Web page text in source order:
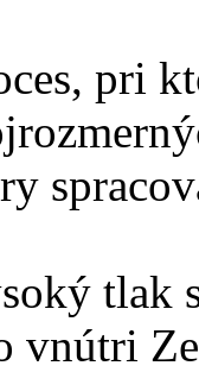
pri
tlak
vnútri